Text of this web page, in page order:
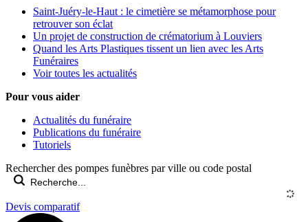
Saint-Juéry-le-Haut : le cimetière se métamorphose pour
retrouver son éclat
Un projet de construction de crématorium à Louviers
Quand les Arts Plastiques tissent un lien avec les Arts
Funéraires
Voir toutes les actualités
Pour vous aider
Actualités du funéraire
Publications du funéraire
Tutoriels
Rechercher des pompes funèbres par ville ou code postal
Devis comparatif